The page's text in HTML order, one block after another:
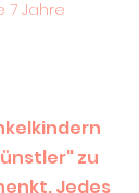
7 Jahre
zu
Jedes